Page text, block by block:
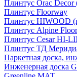
Плинтус Orac
Плинтус Floorway
Плинтус HIWOOD
Плинтус Alpine Floor
Плинтус Cesar HI-
Плинтус ТД
Паркетная доска,
Инженерная доска